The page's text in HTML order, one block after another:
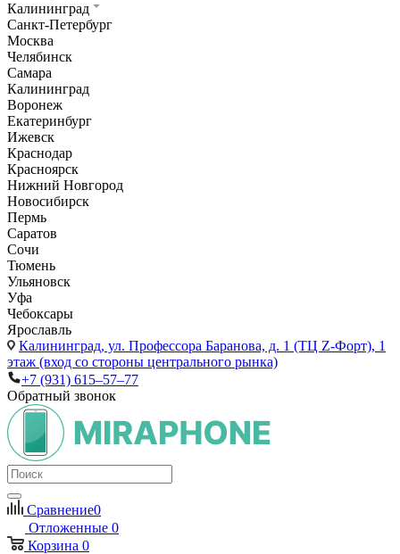
Калининград
Санкт-Петербург
Москва
Челябинск
Самара
Калининград
Воронеж
Екатеринбург
Ижевск
Краснодар
Красноярск
Нижний Новгород
Новосибирск
Пермь
Саратов
Сочи
Тюмень
Ульяновск
Уфа
Чебоксары
Ярославль
Калининград, ул. Профессора Баранова, д. 1 (ТЦ Z-Форт), 1
этаж (вход со стороны центрального рынка)
+7 (931) 615‒57‒77
Обратный звонок
Сравнение0
Отложенные 0
Корзина 0